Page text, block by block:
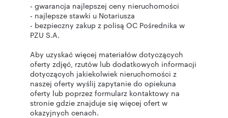
- gwarancja najlepszej ceny nieruchomości
- najlepsze stawki u Notariusza
- bezpieczny zakup z polisą OC Pośrednika w
PZU S.A.
Aby uzyskać więcej materiałów dotyczących
oferty zdjęć, rzutów lub dodatkowych informacji
dotyczących jakiekolwiek nieruchomości z
naszej oferty wyślij zapytanie do opiekuna
oferty lub poprzez formularz kontaktowy na
stronie gdzie znajduje się więcej ofert w
okazyjnych cenach.